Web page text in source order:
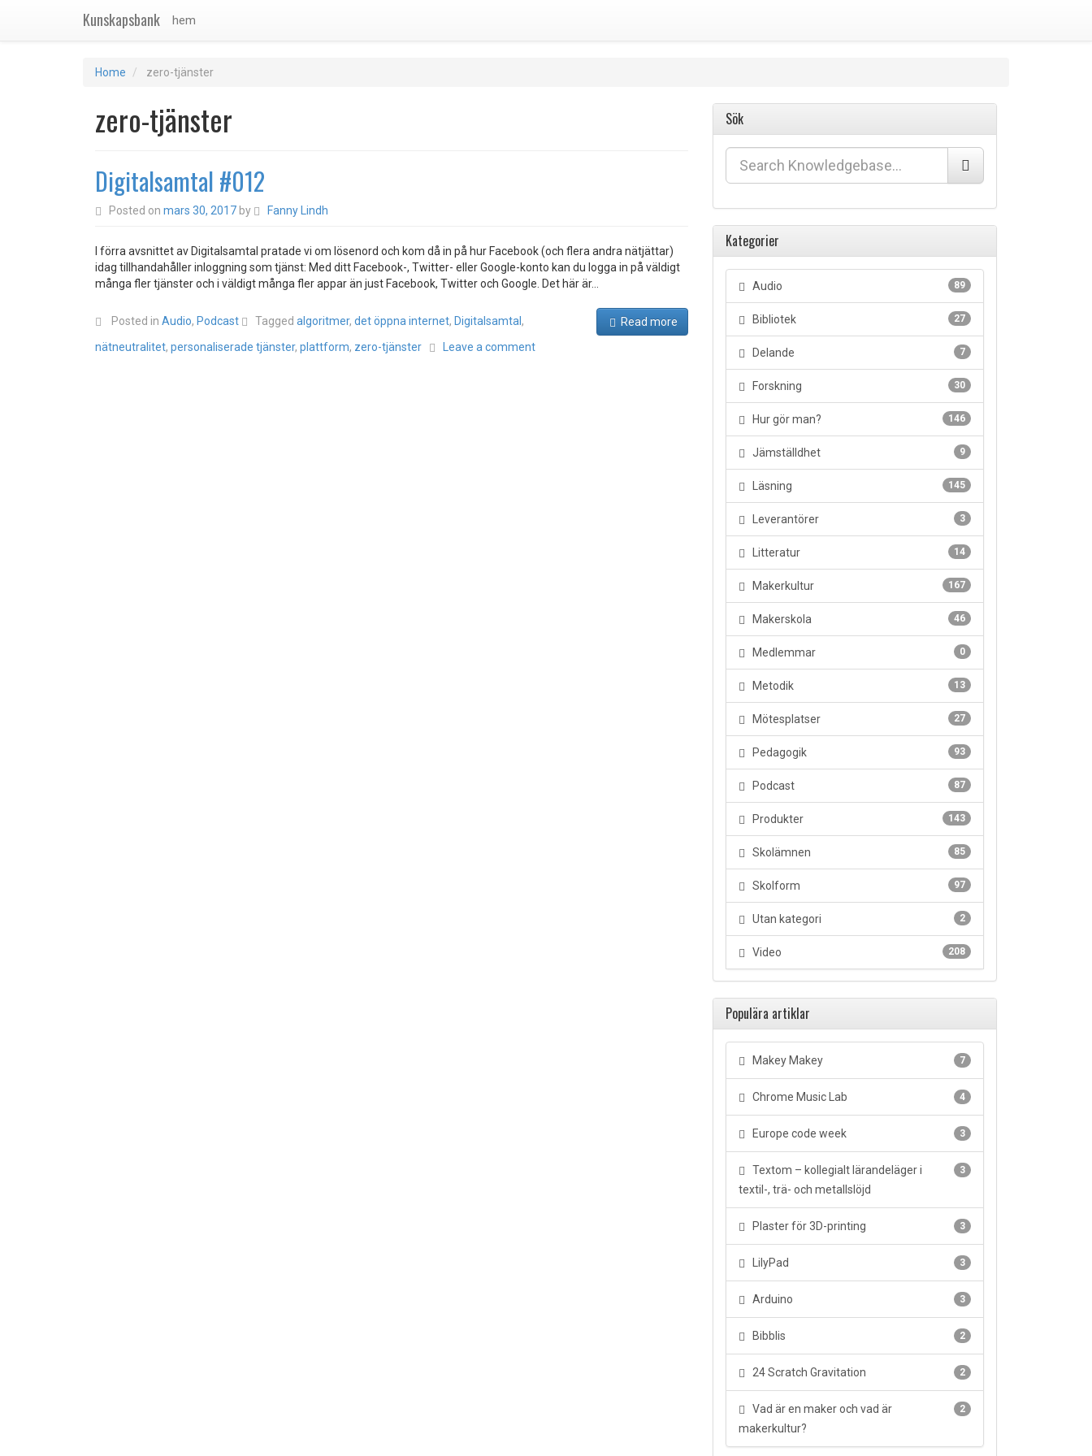
Kunskapsbank hem
Home zero-tjänster
zero-tjänster
Digitalsamtal #012
Posted on mars 30, 2017 by Fanny Lindh
I förra avsnittet av Digitalsamtal pratade vi om lösenord och kom då in på hur Facebook (och flera andra nätjättar)
idag tillhandahåller inloggning som tjänst: Med ditt Facebook-, Twitter- eller Google-konto kan du logga in på väldigt
många fler tjänster och i väldigt många fler appar än just Facebook, Twitter och Google. Det här är…
Read more
Posted in Audio, Podcast Tagged algoritmer, det öppna internet, Digitalsamtal ,
nätneutralitet, personaliserade tjänster, plattform, zero-tjänster Leave a comment
Sök
Kategorier
89
Audio
27
Bibliotek
7
Delande
30
Forskning
146
Hur gör man?
9
Jämställdhet
145
Läsning
3
Leverantörer
14
Litteratur
167
Makerkultur
46
Makerskola
0
Medlemmar
13
Metodik
27
Mötesplatser
93
Pedagogik
87
Podcast
143
Produkter
85
Skolämnen
97
Skolform
2
Utan kategori
208
Video
Populära artiklar
7
Makey Makey
4
Chrome Music Lab
3
Europe code week
3
Textom – kollegialt lärandeläger i
textil-, trä- och metallslöjd
3
Plaster för 3D-printing
3
LilyPad
3
Arduino
2
Bibblis
2
24 Scratch Gravitation
2
Vad är en maker och vad är
makerkultur?